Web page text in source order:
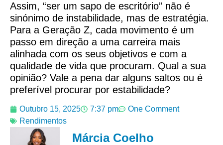
Assim, “ser um sapo de escritório” não é
sinónimo de instabilidade, mas de estratégia.
Para a Geração Z, cada movimento é um
passo em direção a uma carreira mais
alinhada com os seus objetivos e com a
qualidade de vida que procuram. Qual a sua
opinião? Vale a pena dar alguns saltos ou é
preferível procurar por estabilidade?
Outubro 15, 2025 7:37 pm
One Comment
Rendimentos
Márcia Coelho